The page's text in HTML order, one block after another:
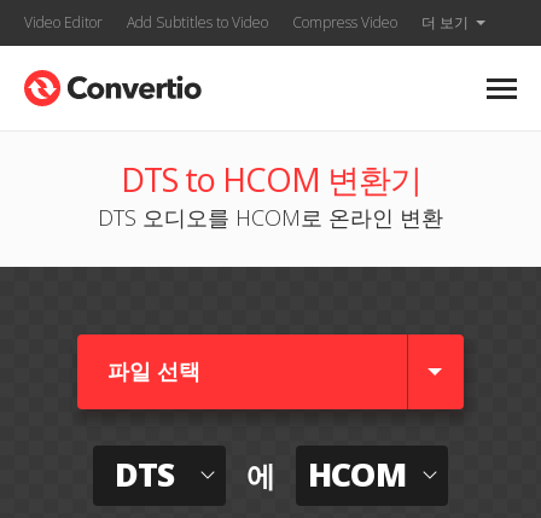
Video Editor Add Subtitles to Video Compress Video 더 보기
DTS to HCOM 변환기
DTS 오디오를 HCOM로 온라인 변환
파일 선택
DTS 에 HCOM